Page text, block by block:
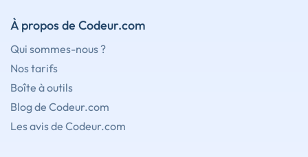
À propos de Codeur.com
Qui sommes-nous ?
Nos tarifs
Boîte à outils
Blog de Codeur.com
Les avis de Codeur.com